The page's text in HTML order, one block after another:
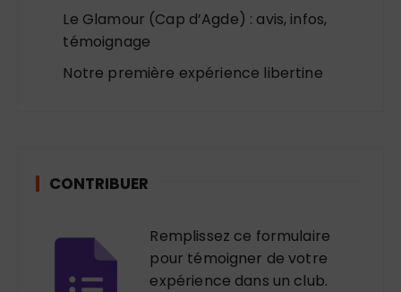
Le Glamour (Cap d’Agde) : avis, infos,
témoignage
Notre première expérience libertine
CONTRIBUER
Remplissez ce formulaire
pour témoigner de votre
expérience dans un club.